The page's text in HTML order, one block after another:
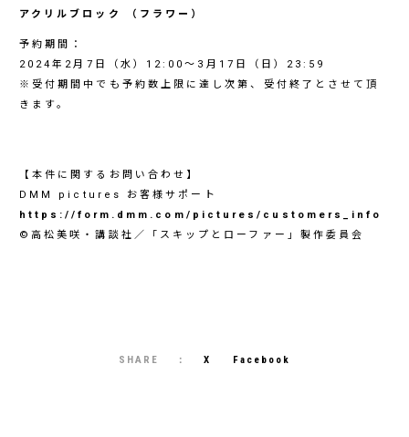
アクリルブロック （フラワー）
予約期間：
2024年2月7日（水）12:00～3月17日（日）23:59
※受付期間中でも予約数上限に達し次第、受付終了とさせて頂
きます。
【本件に関するお問い合わせ】
DMM pictures お客様サポート
https://form.dmm.com/pictures/customers_info
©高松美咲・講談社／「スキップとローファー」製作委員会
SHARE X Facebook